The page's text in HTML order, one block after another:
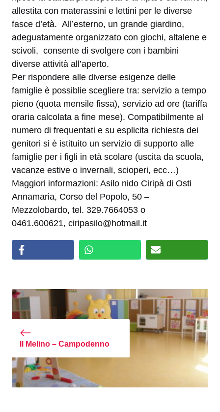
allestita con materassini e lettini per le diverse
fasce d’età. All’esterno, un grande giardino,
adeguatamente organizzato con giochi, altalene e
scivoli, consente di svolgere con i bambini
diverse attività all’aperto.
Per rispondere alle diverse esigenze delle
famiglie è possiblie scegliere tra: servizio a tempo
pieno (quota mensile fissa), servizio ad ore (tariffa
oraria calcolata a fine mese). Compatibilmente al
numero di frequentati e su esplicita richiesta dei
genitori si è istituito un servizio di supporto alle
famiglie per i figli in età scolare (uscita da scuola,
vacanze estive o invernali, scioperi, ecc…)
Maggiori informazioni: Asilo nido Ciripà di Osti
Annamaria, Corso del Popolo, 50 –
Mezzolobardo, tel. 329.7664053 o
0461.600621, ciripasilo@hotmail.it
Il Melino – Campodenno